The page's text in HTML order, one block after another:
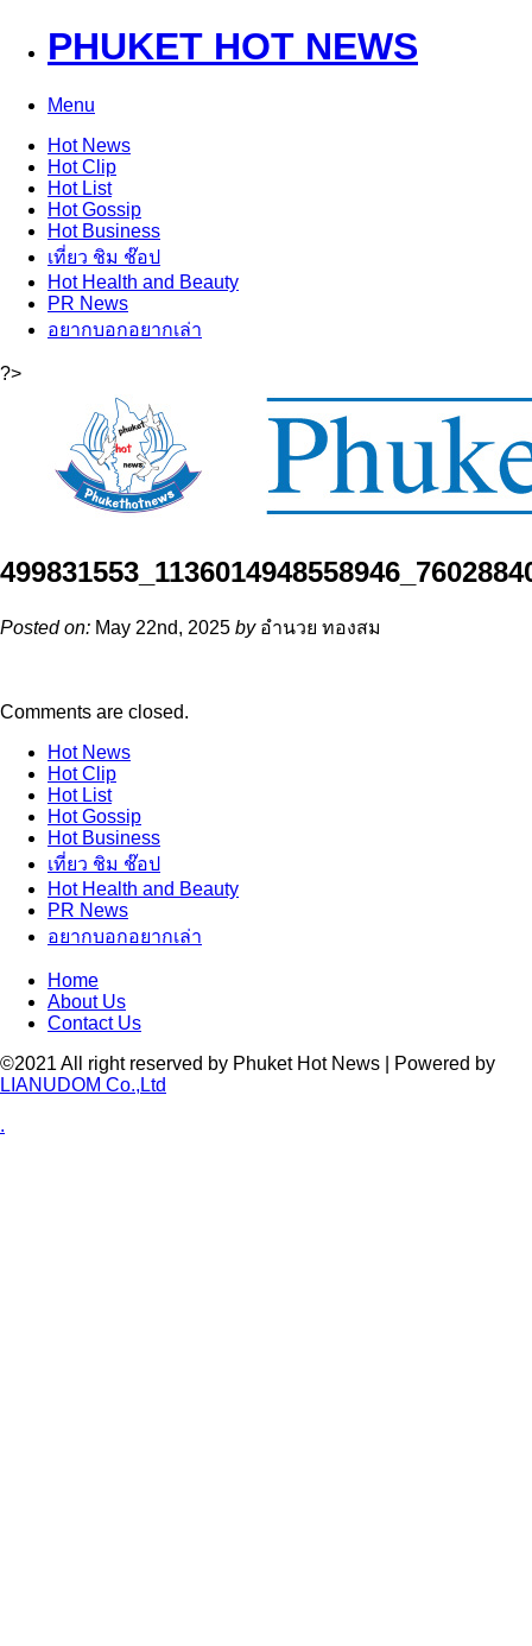
PHUKET HOT NEWS
Menu
HotNews
HotClip
HotList
HotGossip
HotBusiness
เที่ยว ชิม ช๊อป
HotHealth and Beauty
PR News
อยากบอกอยากเล่า
?>
Posted on: May 22nd, 2025 byอำนวย ทองสม
Comments are closed.
HotNews
HotClip
HotList
HotGossip
HotBusiness
เที่ยว ชิม ช๊อป
HotHealth and Beauty
PR News
อยากบอกอยากเล่า
Home
About Us
Contact Us
©2021 All right reserved by Phuket Hot News | Powered by
LIANUDOM Co.,Ltd
.